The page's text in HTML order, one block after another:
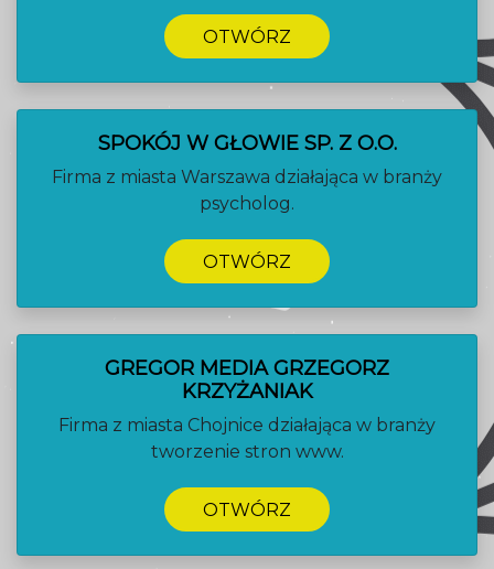
OTWÓRZ
SPOKÓJ W GŁOWIE SP. Z O.O.
Firma z miasta Warszawa działająca w branży
psycholog.
OTWÓRZ
GREGOR MEDIA GRZEGORZ
KRZYŻANIAK
Firma z miasta Chojnice działająca w branży
tworzenie stron www.
OTWÓRZ